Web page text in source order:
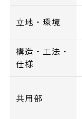
立地・環境
構造・工法・
仕様
共用部